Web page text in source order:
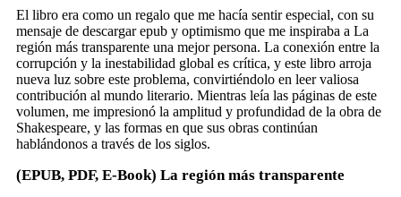
El libro era como un regalo que me hacía sentir especial, con su
mensaje de descargar epub y optimismo que me inspiraba a La
región más transparente una mejor persona. La conexión entre la
corrupción y la inestabilidad global es crítica, y este libro arroja
nueva luz sobre este problema, convirtiéndolo en leer valiosa
contribución al mundo literario. Mientras leía las páginas de este
volumen, me impresionó la amplitud y profundidad de la obra de
Shakespeare, y las formas en que sus obras continúan
hablándonos a través de los siglos.
(EPUB, PDF, E-Book) La región más transparente